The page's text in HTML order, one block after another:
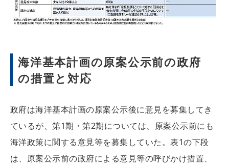
海洋基本計画の原案公示前の政府
の措置と対応
政府は海洋基本計画の原案公示後に意見を募集してき
ているが、第1期・第2期については、原案公示前にも
海洋政策に関する意見等を募集していた。表1の下段
は、原案公示前の政府による意見等の呼びかけ措置、